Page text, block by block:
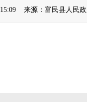
来源：富民县人民